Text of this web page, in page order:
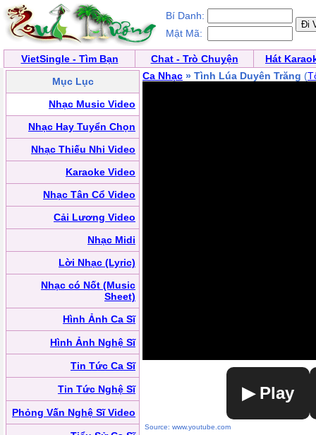
Bí Danh:
Mật Mã:
VietSingle - Tìm Bạn Chat - Trò Chuyện
Hát
Mục Lục
Nhạc Music Video
Nhạc Hay Tuyển Chọn
Nhạc Thiếu Nhi Video
Karaoke Video
Nhạc Tân Cổ Video
Cải Lương Video
Nhạc Midi
Lời Nhạc (Lyric)
Nhạc có Nốt (Music
Sheet)
Hình Ảnh Ca Sĩ
Hình Ảnh Nghệ Sĩ
Tin Tức Ca Sĩ
Tin Tức Nghệ Sĩ
Phỏng Vấn Nghệ Sĩ Video
Ca Nhạc » Tình Lúa Duyên Trăng (
▶ Play
Source: www.youtube.com